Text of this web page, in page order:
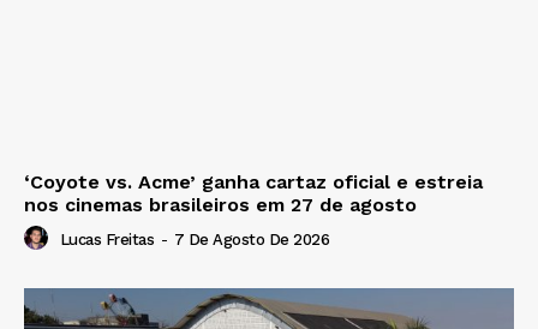
‘Coyote vs. Acme’ ganha cartaz oficial e estreia
nos cinemas brasileiros em 27 de agosto
Lucas Freitas - 7 De Agosto De 2026